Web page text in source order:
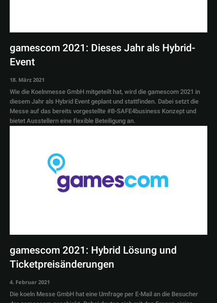
gamescom 2021: Dieses Jahr als Hybrid-
Event
18. März 2021
Wie die Koelnmesse GmbH mitgeteilt hat, wird die gamescom 2021 in
diesem Jahr als Hybrid Event geplant und stattfinden. Dabei setzt die
Messe auf das bereits vorgestellte #B-SAFE4business Konzept und
bietet Ausstellern eine flexible Beteiligung an.
gamescom 2021: Hybrid Lösung und
Ticketpreisänderungen
4. Februar 2021
Die koeln Messe GmbH hat eine Umfrage per E-Mail an die Besucher